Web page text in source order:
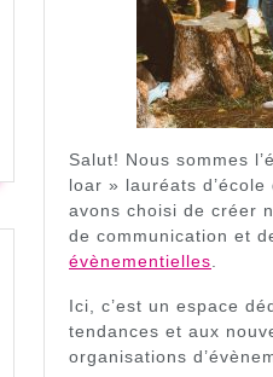
Salut! Nous sommes
loar » lauréats
avons choisi de créer
de communication et
évènementielles
Ici, c’est un espace
tendances et aux
organisations